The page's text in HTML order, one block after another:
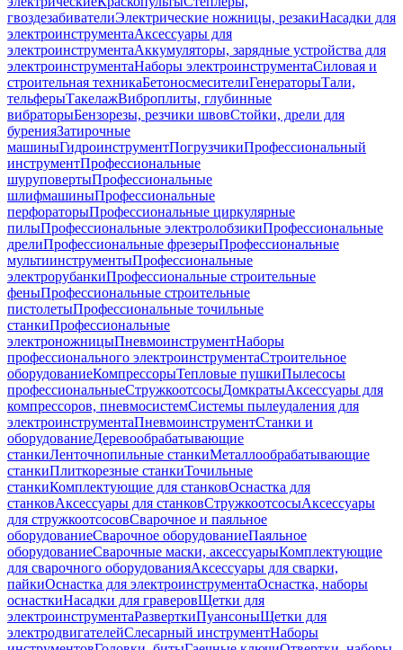
гвоздезабивателиЭлектрические ножницы, резакиНасадки для
электроинструментаАксессуары для
электроинструментаАккумуляторы, зарядные устройства для
электроинструментаНаборы электроинструментаСиловая и
строительная техникаБетоносмесителиГенераторыТали,
тельферыТакелажВиброплиты, глубинные
вибраторыБензорезы, резчики швовСтойки, дрели для
буренияЗатирочные
машиныГидроинструментПогрузчикиПрофессиональный
инструментПрофессиональные
шуруповертыПрофессиональные
шлифмашиныПрофессиональные
перфораторыПрофессиональные циркулярные
пилыПрофессиональные электролобзикиПрофессиональные
дрелиПрофессиональные фрезерыПрофессиональные
мультиинструментыПрофессиональные
электрорубанкиПрофессиональные строительные
феныПрофессиональные строительные
пистолетыПрофессиональные точильные
станкиПрофессиональные
электроножницыПневмоинструментНаборы
профессионального электроинструментаСтроительное
оборудованиеКомпрессорыТепловые пушкиПылесосы
профессиональныеСтружкоотсосыДомкратыАксессуары для
компрессоров, пневмосистемСистемы пылеудаления для
электроинструментаПневмоинструментСтанки и
оборудованиеДеревообрабатывающие
станкиЛенточнопильные станкиМеталлообрабатывающие
станкиПлиткорезные станкиТочильные
станкиКомплектующие для станковОснастка для
станковАксессуары для станковСтружкоотсосыАксессуары
для стружкоотсосовСварочное и паяльное
оборудованиеСварочное оборудованиеПаяльное
оборудованиеСварочные маски, аксессуарыКомплектующие
для сварочного оборудованияАксессуары для сварки,
пайкиОснастка для электроинструментаОснастка, наборы
оснасткиНасадки для граверовЩетки для
электроинструментаРазверткиПуансоныЩетки для
электродвигателейСлесарный инструментНаборы